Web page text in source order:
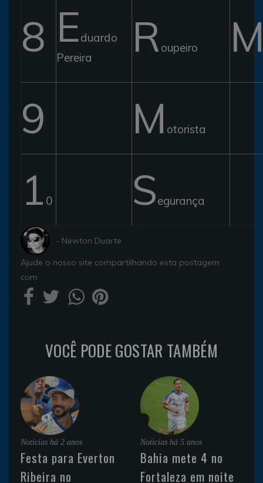
8 Eduardo
Pereira
Roupeiro
9
M otorista
1 0 Segurança
- Newton Duarte
Ajude o nosso site compartilhando esta postagem
com
VOCÊ PODE GOSTAR TAMBÉM
Noticias há 2 anos
Festa para Everton
Ribeira no
Noticias há 5 anos
Bahia mete 4 no
Fortaleza em noite